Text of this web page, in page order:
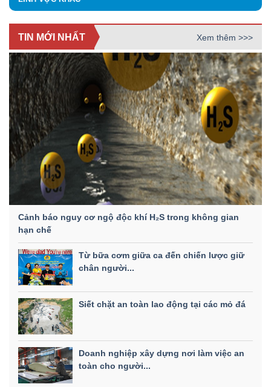
TIN MỚI NHẤT Xem thêm >>>
Cảnh báo nguy cơ ngộ độc khí H₂S trong không gian
hạn chế
Từ bữa cơm giữa ca đến chiến lược giữ
chân người...
Siết chặt an toàn lao động tại các mỏ đá
Doanh nghiệp xây dựng nơi làm việc an
toàn cho người...